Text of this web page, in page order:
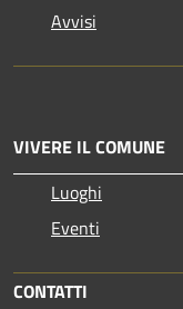
Avvisi
VIVERE IL COMUNE
Luoghi
Eventi
CONTATTI